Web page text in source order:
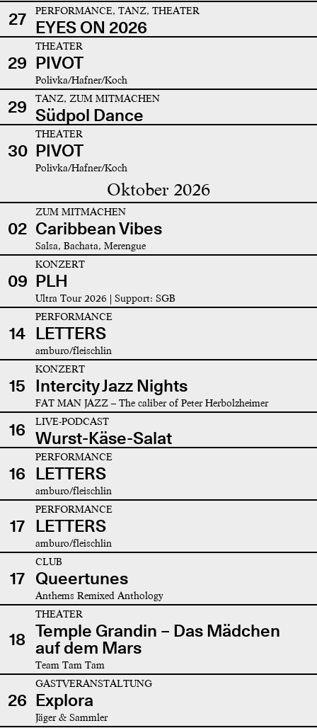
27 PERFORMANCE, TANZ, THEATER
EYES ON 2026
29
THEATER
PIVOT
Polivka/Hafner/Koch
29 TANZ, ZUM MITMACHEN
Südpol Dance
30
THEATER
PIVOT
Polivka/Hafner/Koch
Oktober 2026
02
ZUM MITMACHEN
Caribbean Vibes
Salsa, Bachata, Merengue
09
KONZERT
PLH
Ultra Tour 2026 | Support: SGB
14
PERFORMANCE
LETTERS
amburo/fleischlin
15
KONZERT
Intercity Jazz Nights
FAT MAN JAZZ – The caliber of Peter Herbolzheimer
16 LIVE-PODCAST
Wurst-Käse-Salat
16
PERFORMANCE
LETTERS
amburo/fleischlin
17
PERFORMANCE
LETTERS
amburo/fleischlin
17
CLUB
Queertunes
Anthems Remixed Anthology
18
THEATER
Temple Grandin – Das Mädchen
auf dem Mars
Team Tam Tam
26
GASTVERANSTALTUNG
Explora
Jäger & Sammler